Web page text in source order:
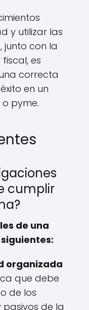
y utilizar las
junto con la
es
correcta
en un
pyme.
cumplir
de una
organizada
que debe
de los
pasivos de la